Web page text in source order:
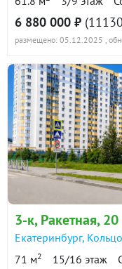
6 880 000 ₽
размещено: 05.12.2025 ,
3-к, Ракетная, 20
Екатеринбург,
71 м2 15/16 этаж